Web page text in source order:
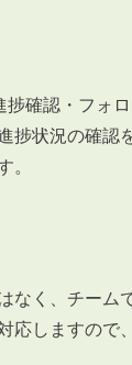
捗確認・フォ
捗状況の確
。
なく、チーム
応しますので